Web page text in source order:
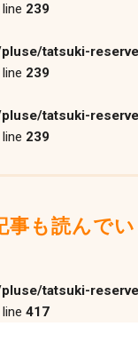
239
tatsuki-
239
tatsuki-
239
も読んでい
tatsuki-
417